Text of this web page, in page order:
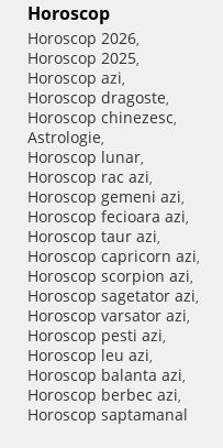
Horoscop
Horoscop 2026,
Horoscop 2025,
Horoscop azi,
Horoscop dragoste,
Horoscop chinezesc,
Astrologie,
Horoscop lunar,
Horoscop rac azi,
Horoscop gemeni azi,
Horoscop fecioara azi,
Horoscop taur azi,
Horoscop capricorn azi,
Horoscop scorpion azi,
Horoscop sagetator azi,
Horoscop varsator azi,
Horoscop pesti azi,
Horoscop leu azi,
Horoscop balanta azi,
Horoscop berbec azi,
Horoscop saptamanal